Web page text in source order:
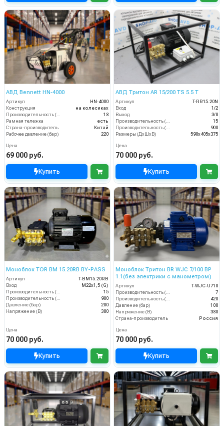
АВД Bennett HN‑4000
Артикул
HN‑4000
Конструкция
на колесиках
18
Рамная тележка
есть
Страна-производитель
Китай
Рабочее давление (бар)
220
Цена
69 000 руб.
Купить
АВД Тритон AR 15/200 TS 5.5 T
Артикул
T-RR15.20N
Вход
1/2
Выход
3/8
15
900
Размеры (ДхШхВ)
590х405х375
Цена
70 000 руб.
Купить
Моноблок TOR BM 15.20RB BY-PASS
Артикул
T-BM15.20RB
Вход
M22х1,5 (G)
15
900
Давление (бар)
200
Напряжение (В)
380
Цена
70 000 руб.
Купить
Моноблок Тритон BR WJC 7/100 BP
1.1(без электрики с манометром)
Артикул
T-WJC-U710
7
420
Давление (бар)
100
Напряжение (В)
380
Страна-производитель
Россия
Цена
70 000 руб.
Купить